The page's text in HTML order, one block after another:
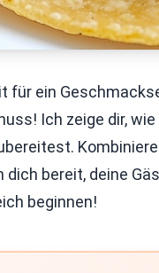
für ein
Ich zeige dir,
dich bereit, deine
beginnen!